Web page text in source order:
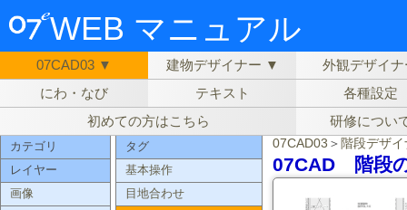
WEB マニュアル
07CAD03 ▼ 建物デザイナー ▼
外観デザイナ
にわ・なび
テキスト
各種設定
初めての方はこちら
研修につい
カテゴリ
レイヤー
画像
タグ
基本操作
目地合わせ
07CAD03 ＞ 階段デザ
07CAD 階段